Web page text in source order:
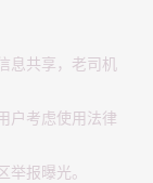
息共享，老司机
户考虑使用法律
报曝光。